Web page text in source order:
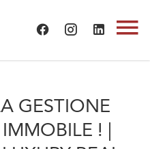
GESTIONE
! |